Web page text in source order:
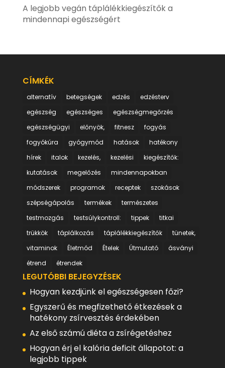
A legjobb vegán táplálékkiegészítők a
mindennapi egészségért
CÍMKÉK
alternatív betegségek edzés
edzésterv
egészség
egészséges
egészségmegőrzés
egészségügyi
előnyök, fitnesz
fogyás
fogyókúra
gyógymód hatások
hatékony
hírek
italok kezelés, kezelési
kiegészítők:
kutatások
megelőzés
mindennapokban
módszerek
programok receptek
szokások
szépségápolás
termékek
természetes
testmozgás
testsúlykontroll: tippek
titkai
trükkök
táplálkozás táplálékkiegészítők
tünetek,
vitaminok
Életmód Ételek Útmutató
ásványi
étrend
étrendek
LEGUTÓBBI BEJEGYZÉSEK
Hogyan kezdjünk el egészségesen főzi?
Egyszerű és megfizethető étkezések a
hatékony zsírvesztés érdekében
Az első számú diéta a zsírégetéshez
Hogyan érj el kalória deficit állapotot: a
legjobb tippek